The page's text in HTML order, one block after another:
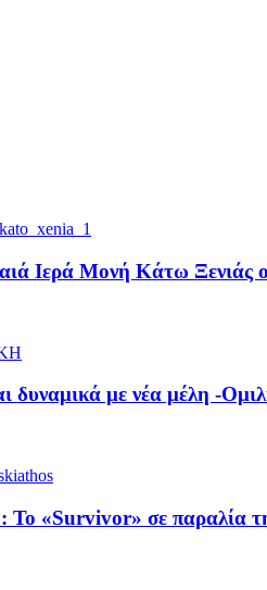
Ιερά Μονή Κάτω Ξενιάς
δυναμικά με νέα μέλη -
«Survivor» σε παραλία